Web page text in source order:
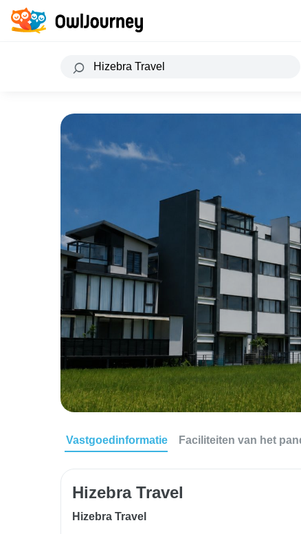
Vastgoedinformatie Faciliteiten van het
Hizebra Travel
Hizebra Travel